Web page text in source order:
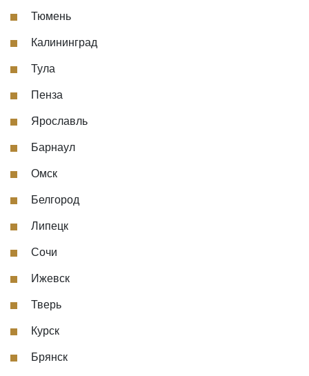
Тюмень
Калининград
Тула
Пенза
Ярославль
Барнаул
Омск
Белгород
Липецк
Сочи
Ижевск
Тверь
Курск
Брянск